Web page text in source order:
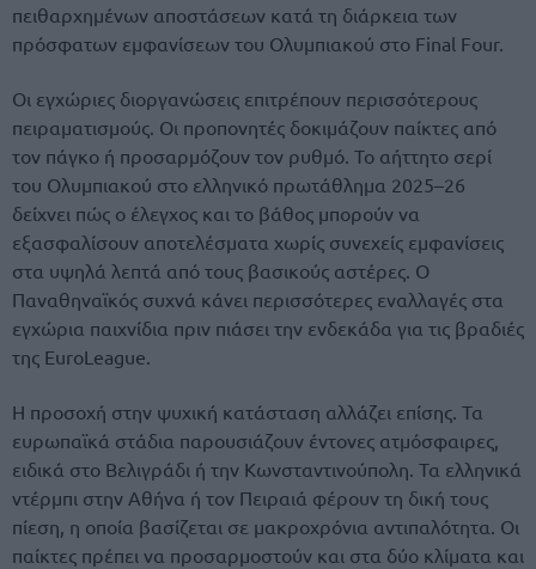
πειθαρχημένων αποστάσεων κατά τη διάρκεια των
πρόσφατων εμφανίσεων του Ολυμπιακού στο Final Four.
Οι εγχώριες διοργανώσεις επιτρέπουν περισσότερους
πειραματισμούς. Οι προπονητές δοκιμάζουν παίκτες από
τον πάγκο ή προσαρμόζουν τον ρυθμό. Το αήττητο σερί
του Ολυμπιακού στο ελληνικό πρωτάθλημα 2025–26
δείχνει πώς ο έλεγχος και το βάθος μπορούν να
εξασφαλίσουν αποτελέσματα χωρίς συνεχείς εμφανίσεις
στα υψηλά λεπτά από τους βασικούς αστέρες. Ο
Παναθηναϊκός συχνά κάνει περισσότερες εναλλαγές στα
εγχώρια παιχνίδια πριν πιάσει την ενδεκάδα για τις βραδιές
της EuroLeague.
Η προσοχή στην ψυχική κατάσταση αλλάζει επίσης. Τα
ευρωπαϊκά στάδια παρουσιάζουν έντονες ατμόσφαιρες,
ειδικά στο Βελιγράδι ή την Κωνσταντινούπολη. Τα ελληνικά
ντέρμπι στην Αθήνα ή τον Πειραιά φέρουν τη δική τους
πίεση, η οποία βασίζεται σε μακροχρόνια αντιπαλότητα. Οι
παίκτες πρέπει να προσαρμοστούν και στα δύο κλίματα και